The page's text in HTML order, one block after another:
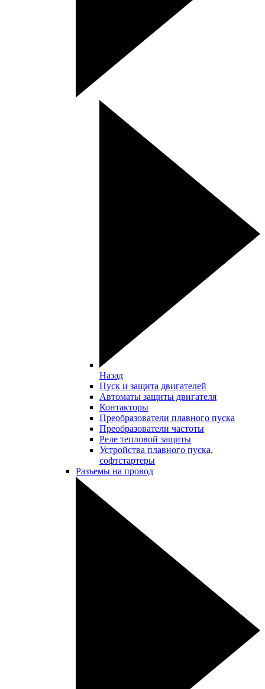
Назад
Пуск и защита двигателей
Автоматы защиты двигателя
Контакторы
Преобразователи плавного пуска
Преобразователи частоты
Реле тепловой защиты
Устройства плавного пуска,
софтстартеры
Разъемы на провод